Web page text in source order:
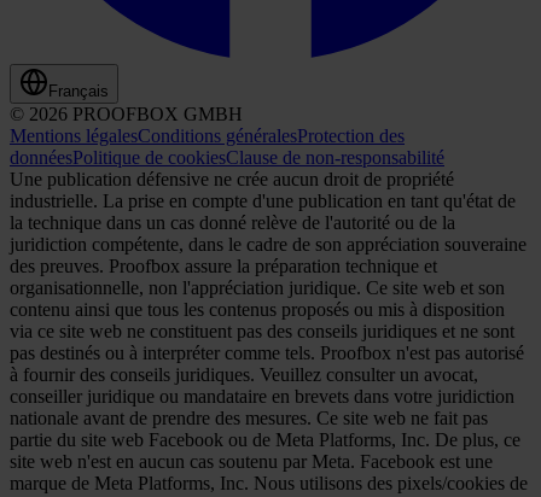
Français
© 2026 PROOFBOX GMBH
Mentions légalesConditions généralesProtection des
donnéesPolitique de cookiesClause de non-responsabilité
Une publication défensive ne crée aucun droit de propriété
industrielle. La prise en compte d'une publication en tant qu'état de
la technique dans un cas donné relève de l'autorité ou de la
juridiction compétente, dans le cadre de son appréciation souveraine
des preuves. Proofbox assure la préparation technique et
organisationnelle, non l'appréciation juridique. Ce site web et son
contenu ainsi que tous les contenus proposés ou mis à disposition
via ce site web ne constituent pas des conseils juridiques et ne sont
pas destinés ou à interpréter comme tels. Proofbox n'est pas autorisé
à fournir des conseils juridiques. Veuillez consulter un avocat,
conseiller juridique ou mandataire en brevets dans votre juridiction
nationale avant de prendre des mesures. Ce site web ne fait pas
partie du site web Facebook ou de Meta Platforms, Inc. De plus, ce
site web n'est en aucun cas soutenu par Meta. Facebook est une
marque de Meta Platforms, Inc. Nous utilisons des pixels/cookies de